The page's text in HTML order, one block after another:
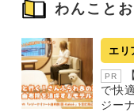
わんこと
エリ
PR
で快
ジー